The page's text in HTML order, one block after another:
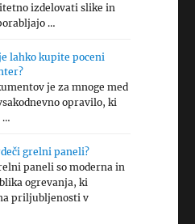
izdelovati slike in
…
lahko kupite poceni
je za mnoge med
opravilo, ki
…
grelni paneli?
paneli so moderna in
ogrevanja, ki
priljubljenosti v